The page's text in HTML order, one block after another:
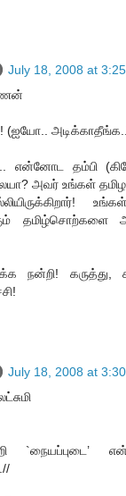
July 18, 2008 at
அடிக்காதீங்க..)
தம்பி
அவர் உங்கள்
தமிழ்சொற்களை
நன்றி! கருத்து,
July 18, 2008 at
`நையப்புடை’